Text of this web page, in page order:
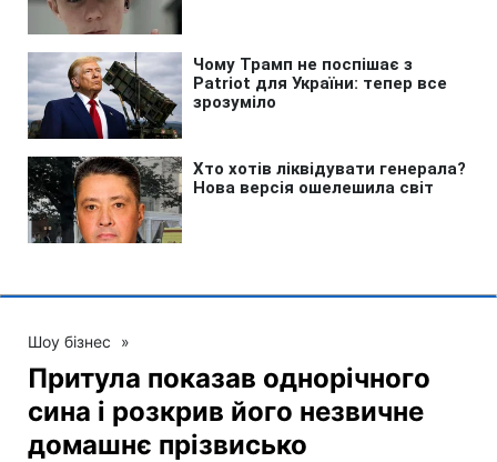
Шоу бізнес »
Притула показав однорічного
сина і розкрив його незвичне
домашнє прізвисько